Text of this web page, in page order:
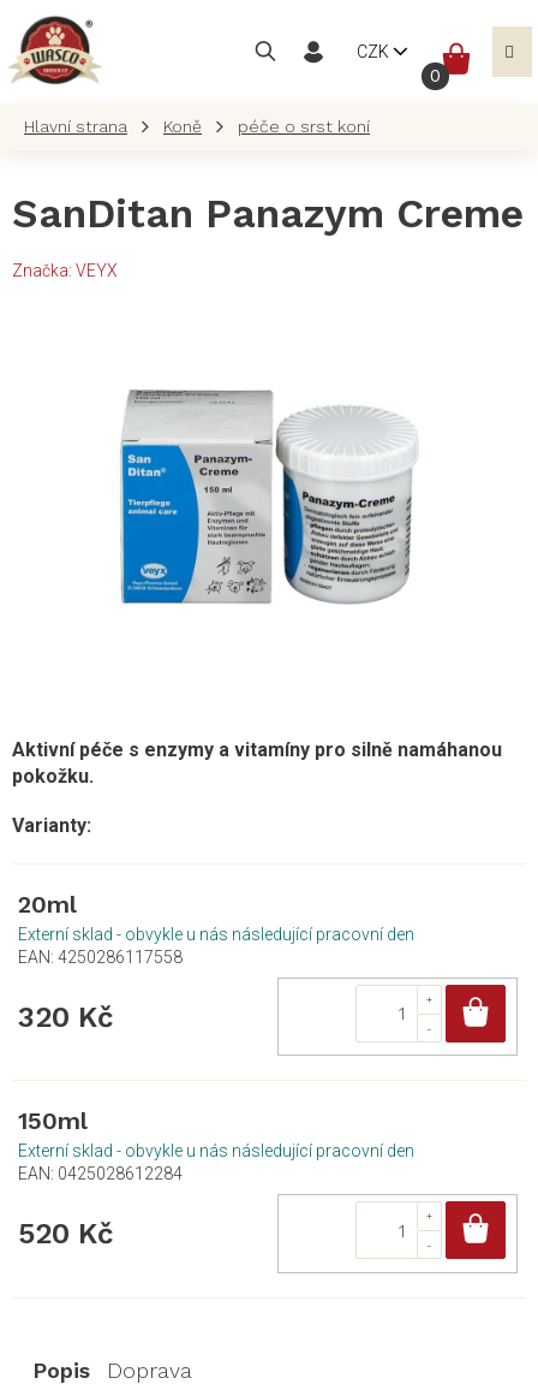
obsah
CZK
Koně péče o srst koní
SanDitan Panazym Creme
Značka: VEYX
Aktivní péče s enzymy a vitamíny pro silně namáhanou
pokožku.
20ml
Externí sklad - obvykle u nás následující pracovní den
EAN: 4250286117558
320 Kč
150ml
Externí sklad - obvykle u nás následující pracovní den
EAN: 0425028612284
520 Kč
Popis Doprava